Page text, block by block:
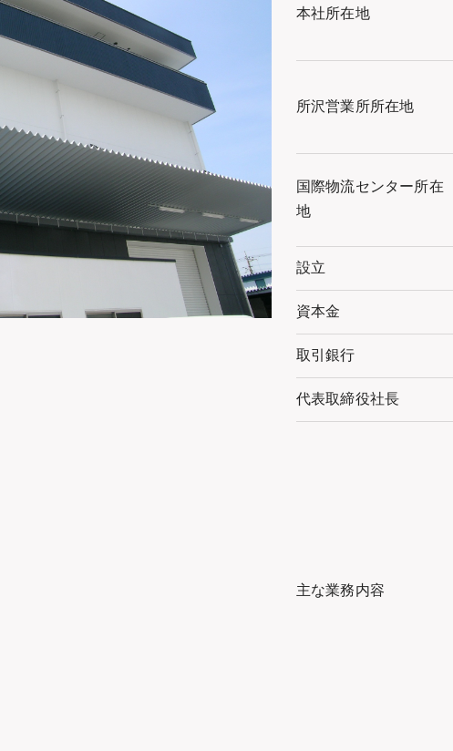
本社所在地
所沢営業所所在地
国際物流センター所在
地
設立
資本金
取引銀行
代表取締役社長
主な業務内容